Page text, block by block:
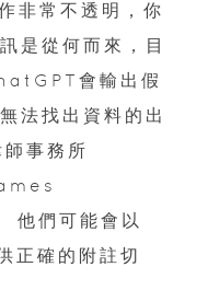
非常不透明，你
是從何而來，目
會輸出假
法找出資料的出
事務所
們可能會以
正確的附註切